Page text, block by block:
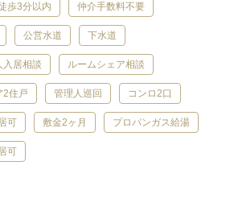
歩3分以内 仲介手数料不要
公営水道 下水道
入居相談 ルームシェア相談
2住戸 管理人巡回 コンロ2口
可 敷金2ヶ月 プロパンガス給湯
可